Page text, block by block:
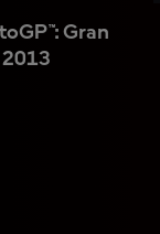
Gran
2013